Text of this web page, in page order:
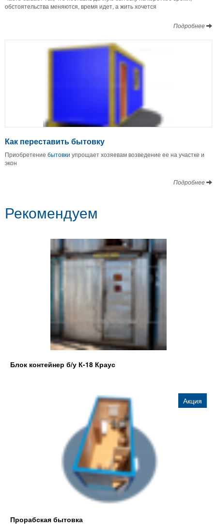
обстоятельства меняются, время идет, а жить хочется
Подробнее
Как переставить бытовку
Приобретение бытовки упрощает хозяевам возведение ее на участке и
экон
Подробнее
Рекомендуем
Блок контейнер б/у К-18 Краус
Акция
Прорабская бытовка